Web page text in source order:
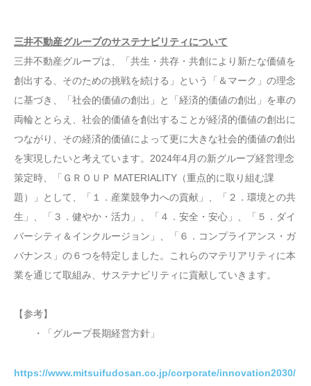
三井不動産グループのサステナビリティについて
三井不動産グループは、「共生・共存・共創により新たな価値を
創出する、そのための挑戦を続ける」という「＆マーク」の理念
に基づき、「社会的価値の創出」と「経済的価値の創出」を車の
両輪ととらえ、社会的価値を創出することが経済的価値の創出に
つながり、その経済的価値によって更に大きな社会的価値の創出
を実現したいと考えています。2024年4月の新グループ経営理念
策定時、「ＧＲＯＵＰ MATERIALITY（重点的に取り組む課
題）」として、「１．産業競争力への貢献」、「２．環境との共
生」、「３．健やか・活力」、「４．安全・安心」、「５．ダイ
バーシティ＆インクルージョン」、「６．コンプライアンス・ガ
バナンス」の６つを特定しました。これらのマテリアリティに本
業を通じて取組み、サステナビリティに貢献していきます。
【参考】
・「グループ長期経営方針」
https://www.mitsuifudosan.co.jp/corporate/innovation2030/